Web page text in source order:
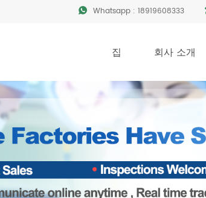
Whatsapp : 18919608333
집 회사 소개